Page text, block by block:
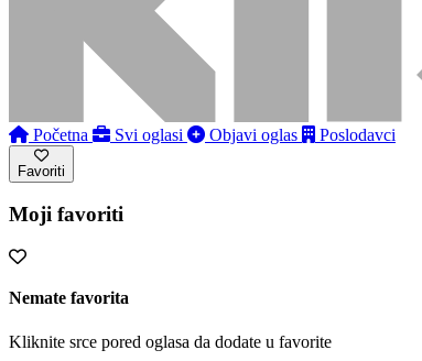
Početna Svi oglasi Objavi oglas Poslodavci
Favoriti
Moji favoriti
Nemate favorita
Kliknite srce pored oglasa da dodate u favorite